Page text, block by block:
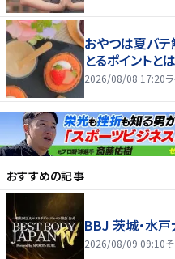
おやつは夏バテ
とるポイントとは
2026/08/08 17:20
おすすめの記事
BBJ 茨城・水
2026/08/09 09:10